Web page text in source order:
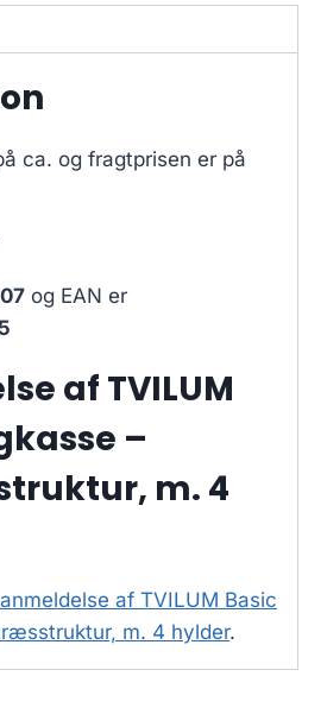
ca. og fragtprisen er på
og EAN er
af TVILUM
–
m. 4
anmeldelse af TVILUM Basic
m. 4 hylder.